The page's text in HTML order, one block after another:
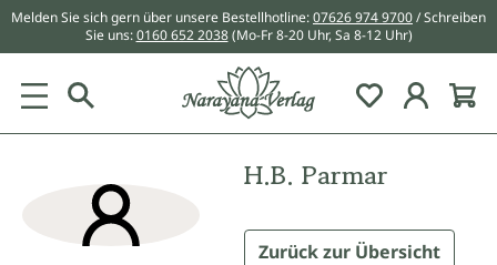
springen
Melden Sie sich gern über unsere Bestellhotline:07626 974 9700/ Schreiben
Sie uns:0160 652 2038 (Mo-Fr 8-20 Uhr, Sa 8-12 Uhr)
Du hast 0
H.B. Parmar
Zurück zur Übersicht